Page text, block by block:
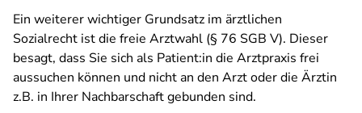
Ein weiterer wichtiger Grundsatz im ärztlichen
Sozialrecht ist die freie Arztwahl (§ 76 SGB V). Dieser
besagt, dass Sie sich als Patient:in die Arztpraxis frei
aussuchen können und nicht an den Arzt oder die Ärztin
z.B. in Ihrer Nachbarschaft gebunden sind.